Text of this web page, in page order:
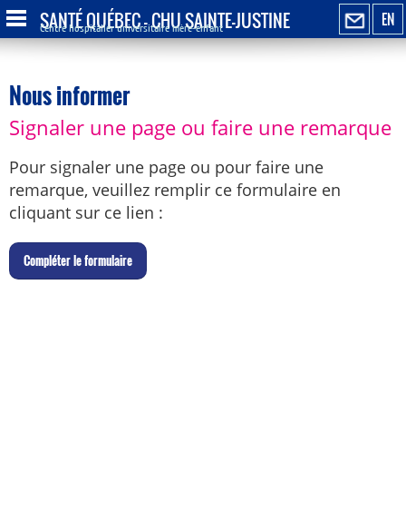
EN
SANTÉ QUÉBEC - CHU SAINTE-JUSTINE
Centre hospitalier universitaire mère-enfant
Nous informer
Signaler une page ou faire une remarque
Pour signaler une page ou pour faire une
remarque, veuillez remplir ce formulaire en
cliquant sur ce lien :
Compléter le formulaire